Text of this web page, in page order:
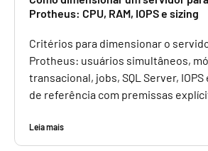
Protheus: CPU, RAM, IOPS e sizing
Critérios para dimensionar o
Protheus: usuários simultâneos,
transacional, jobs, SQL Server,
de referência com premissas
Leia mais